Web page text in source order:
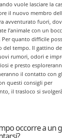
vuole lasciare la
il nuovo membro
avventurato fuori,
l’animale con un
quanto difficile
del tempo. Il gattino
rumori, odori e
e presto
il contatto con
questi consigli per
il trasloco si
occorre a un